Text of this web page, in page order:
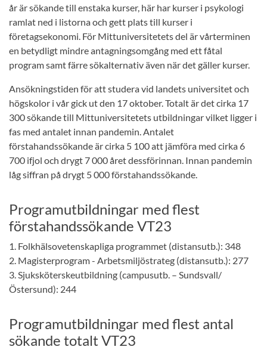
år är sökande till enstaka kurser, här har kurser i psykologi
ramlat ned i listorna och gett plats till kurser i
företagsekonomi. För Mittuniversitetets del är vårterminen
en betydligt mindre antagningsomgång med ett fåtal
program samt färre sökalternativ även när det gäller kurser.
Ansökningstiden för att studera vid landets universitet och
högskolor i vår gick ut den 17 oktober. Totalt är det cirka 17
300 sökande till Mittuniversitetets utbildningar vilket ligger i
fas med antalet innan pandemin. Antalet
förstahandssökande är cirka 5 100 att jämföra med cirka 6
700 ifjol och drygt 7 000 året dessförinnan. Innan pandemin
låg siffran på drygt 5 000 förstahandssökande.
Programutbildningar med flest
förstahandssökande VT23
1. Folkhälsovetenskapliga programmet (distansutb.): 348
2. Magisterprogram - Arbetsmiljöstrateg (distansutb.): 277
3. Sjuksköterskeutbildning (campusutb. – Sundsvall/
Östersund): 244
Programutbildningar med flest antal
sökande totalt VT23